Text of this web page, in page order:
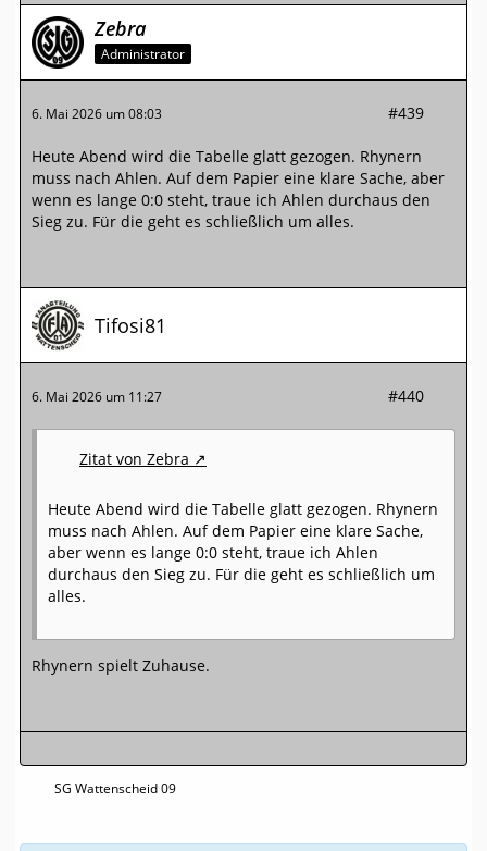
Zebra
Administrator
6. Mai 2026 um 08:03 #439
Heute Abend wird die Tabelle glatt gezogen. Rhynern
muss nach Ahlen. Auf dem Papier eine klare Sache, aber
wenn es lange 0:0 steht, traue ich Ahlen durchaus den
Sieg zu. Für die geht es schließlich um alles.
Tifosi81
6. Mai 2026 um 11:27 #440
Zitat von Zebra
Heute Abend wird die Tabelle glatt gezogen. Rhynern
muss nach Ahlen. Auf dem Papier eine klare Sache,
aber wenn es lange 0:0 steht, traue ich Ahlen
durchaus den Sieg zu. Für die geht es schließlich um
alles.
Rhynern spielt Zuhause.
SG Wattenscheid 09